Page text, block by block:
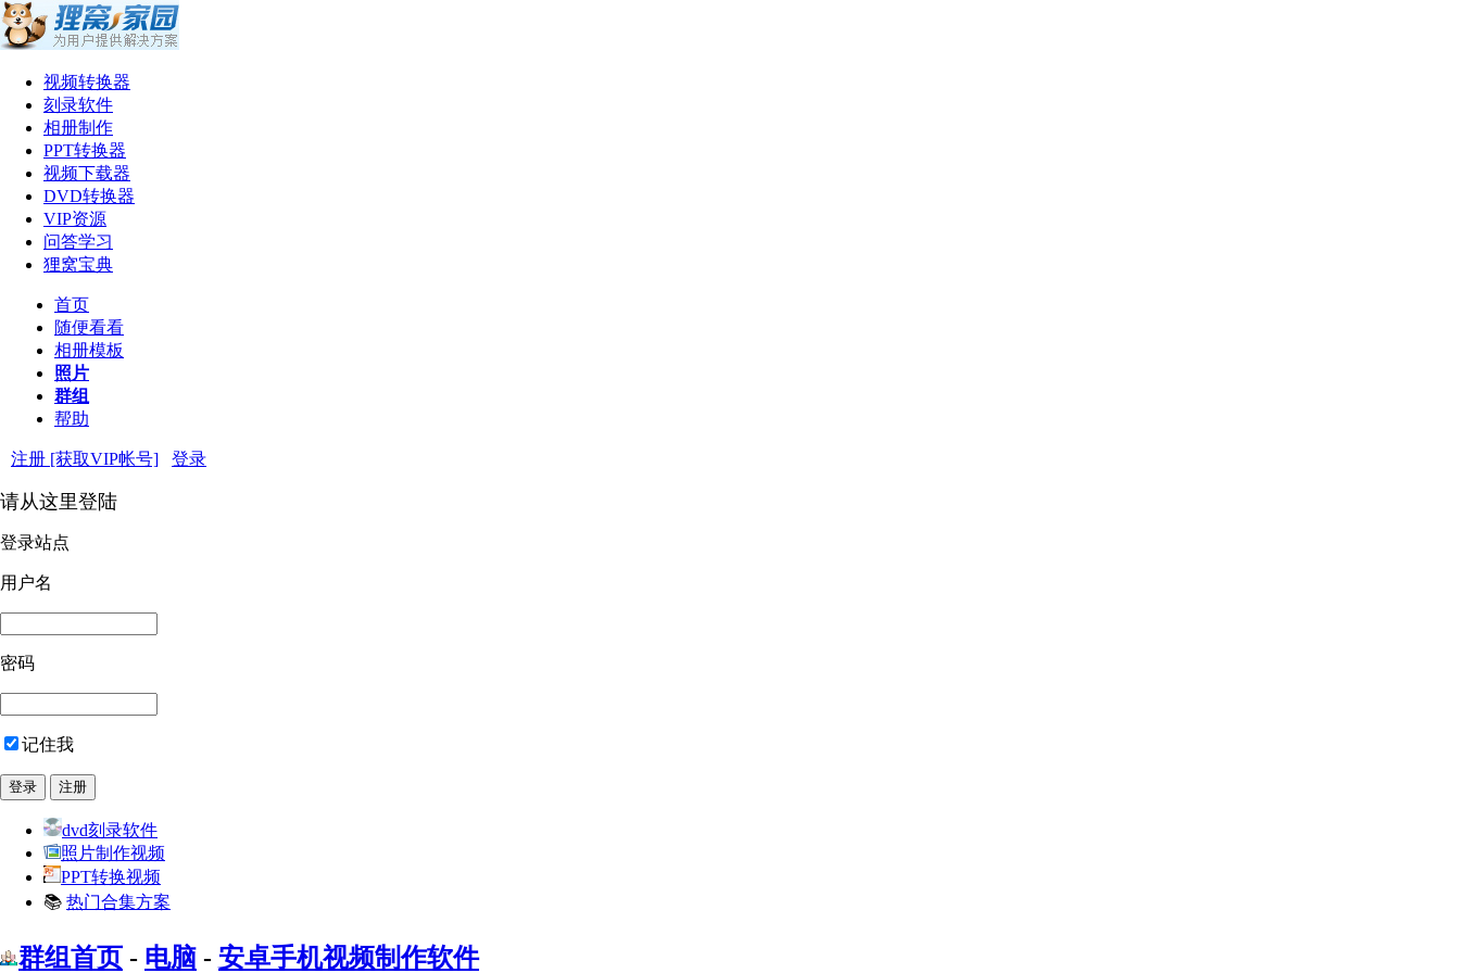
视频转换器
刻录软件
相册制作
PPT转换器
视频下载器
DVD转换器
VIP资源
问答学习
狸窝宝典
首页
随便看看
相册模板
照片
群组
帮助
注册 [获取VIP帐号] 登录
请从这里登陆
登录站点
用户名
密码
记住我
dvd刻录软件
照片制作视频
PPT转换视频
📚 热门合集方案
群组首页 - 电脑 - 安卓手机视频制作软件